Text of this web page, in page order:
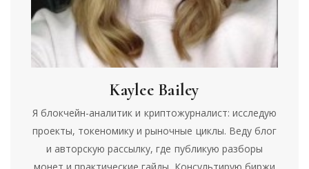
Kaylee Bailey
Я блокчейн-аналитик и криптожурналист: исследую
проекты, токеномику и рыночные циклы. Веду блог
и авторскую рассылку, где публикую разборы